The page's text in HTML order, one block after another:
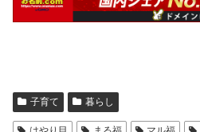
子育て 暮らし